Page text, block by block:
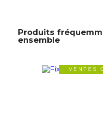
Produits
ensemble
VENTES